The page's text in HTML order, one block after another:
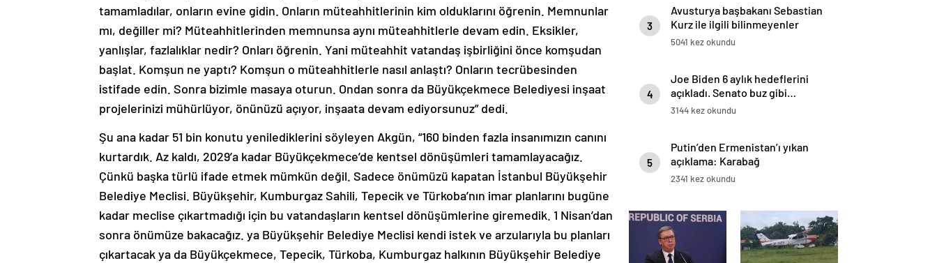
tamamladılar, onların evine gidin. Onların müteahhitlerinin kim olduklarını öğrenin. Memnunlar
mı, değiller mi? Müteahhitlerinden memnunsa aynı müteahhitlerle devam edin. Eksikler,
yanlışlar, fazlalıklar nedir? Onları öğrenin. Yani müteahhit vatandaş işbirliğini önce komşudan
başlat. Komşun ne yaptı? Komşun o müteahhitlerle nasıl anlaştı? Onların tecrübesinden
istifade edin. Sonra bizimle masaya oturun. Ondan sonra da Büyükçekmece Belediyesi inşaat
projelerinizi mühürlüyor, önünüzü açıyor, inşaata devam ediyorsunuz” dedi.
Şu ana kadar 51 bin konutu yenilediklerini söyleyen Akgün, “160 binden fazla insanımızın canını
kurtardık. Az kaldı, 2029’a kadar Büyükçekmece’de kentsel dönüşümleri tamamlayacağız.
Çünkü başka türlü ifade etmek mümkün değil. Sadece önümüzü kapatan İstanbul Büyükşehir
Belediye Meclisi. Büyükşehir, Kumburgaz Sahili, Tepecik ve Türkoba’nın imar planlarını bugüne
kadar meclise çıkartmadığı için bu vatandaşların kentsel dönüşümlerine giremedik. 1 Nisan’dan
sonra önümüze bakacağız. ya Büyükşehir Belediye Meclisi kendi istek ve arzularıyla bu planları
çıkartacak ya da Büyükçekmece, Tepecik, Türkoba, Kumburgaz halkının Büyükşehir Belediye
3
Avusturya başbakanı Sebastian
Kurz ile ilgili bilinmeyenler
5041 kez okundu
4
Joe Biden 6 aylık hedeflerini
açıkladı. Senato buz gibi…
3144 kez okundu
5
Putin’den Ermenistan’ı yıkan
açıklama: Karabağ
Azerbaycan’ın ayrılmaz bir
2341 kez okundu